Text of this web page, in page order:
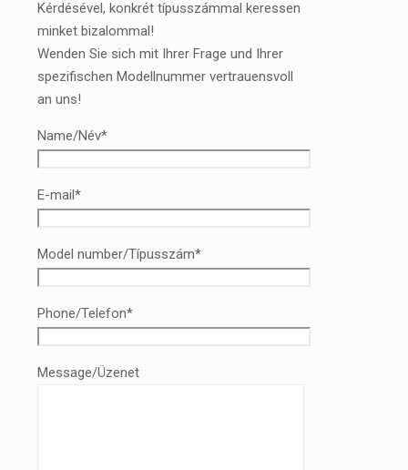
Kérdésével, konkrét típusszámmal keressen
minket bizalommal!
Wenden Sie sich mit Ihrer Frage und Ihrer
spezifischen Modellnummer vertrauensvoll
an uns!
Name/Név*
E-mail*
Model number/Típusszám*
Phone/Telefon*
Message/Üzenet